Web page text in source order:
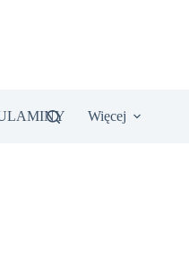
Więcej